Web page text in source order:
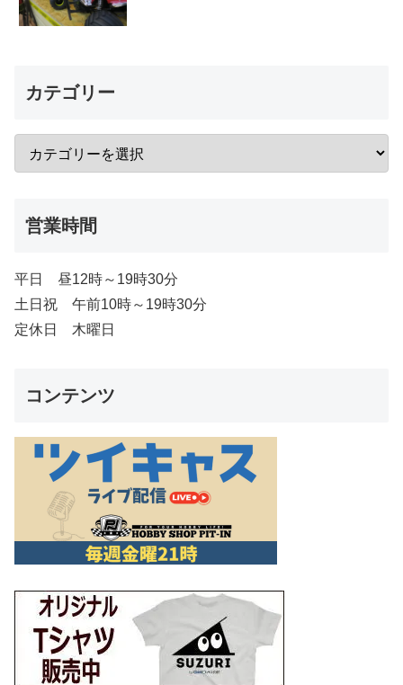
カテゴリー
営業時間
平日 昼12時～19時30分
土日祝 午前10時～19時30分
定休日 木曜日
コンテンツ